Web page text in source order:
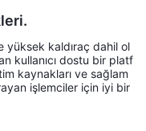
yüksek kaldıraç dahil ol
kullanıcı dostu bir platf
kaynakları ve sağlam
işlemciler için iyi bir